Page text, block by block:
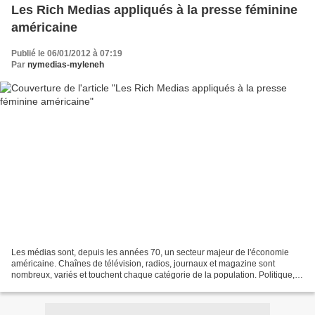
Les Rich Medias appliqués à la presse féminine
américaine
Publié le 06/01/2012 à 07:19
Par nymedias-myleneh
Les médias sont, depuis les années 70, un secteur majeur de l'économie
américaine. Chaînes de télévision, radios, journaux et magazine sont
nombreux, variés et touchent chaque catégorie de la population. Politique,